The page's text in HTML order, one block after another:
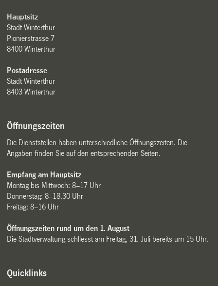
Hauptsitz
Stadt Winterthur
Pionierstrasse 7
8400 Winterthur
Postadresse
Stadt Winterthur
8403 Winterthur
Öffnungszeiten
Die Dienststellen haben unterschiedliche Öffnungszeiten. Die
Angaben finden Sie auf den entsprechenden Seiten.
Empfang am Hauptsitz
Montag bis Mittwoch: 8–17 Uhr
Donnerstag: 8–18.30 Uhr
Freitag: 8–16 Uhr
Öffnungszeiten rund um den 1. August
Die Stadtverwaltung schliesst am Freitag, 31. Juli bereits um 15 Uhr.
Quicklinks